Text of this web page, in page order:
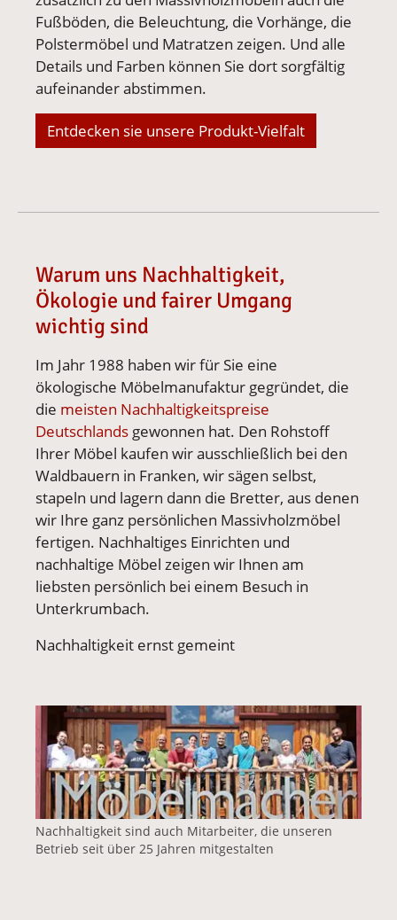
Fußböden, die Beleuchtung, die Vorhänge, die
Polstermöbel und Matratzen zeigen. Und alle
Details und Farben können Sie dort sorgfältig
aufeinander abstimmen.
Entdecken sie unsere Produkt-Vielfalt
Warum uns Nachhaltigkeit,
Ökologie und fairer Umgang
wichtig sind
Im Jahr 1988 haben wir für Sie eine
ökologische Möbelmanufaktur gegründet, die
die meisten Nachhaltigkeitspreise
Deutschlands gewonnen hat. Den Rohstoff
Ihrer Möbel kaufen wir ausschließlich bei den
Waldbauern in Franken, wir sägen selbst,
stapeln und lagern dann die Bretter, aus denen
wir Ihre ganz persönlichen Massivholzmöbel
fertigen. Nachhaltiges Einrichten und
nachhaltige Möbel zeigen wir Ihnen am
liebsten persönlich bei einem Besuch in
Unterkrumbach.
Nachhaltigkeit ernst gemeint
Vergrößerte Version anzeigen für Das
Nachhaltigkeit sind auch Mitarbeiter, die unseren
Betrieb seit über 25 Jahren mitgestalten